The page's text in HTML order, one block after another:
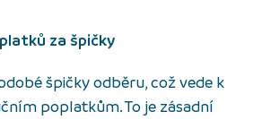
za špičky
špičky odběru, což vede k
poplatkům. To je zásadní